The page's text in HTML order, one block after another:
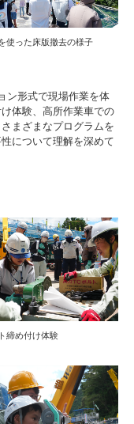
使った床版撤去の様子
ン形式で現場作業を体
体験、高所作業車での
まざまなプログラムを
について理解を深めて
締め付け体験